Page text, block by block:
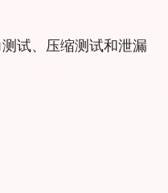
试、压缩测试和泄漏